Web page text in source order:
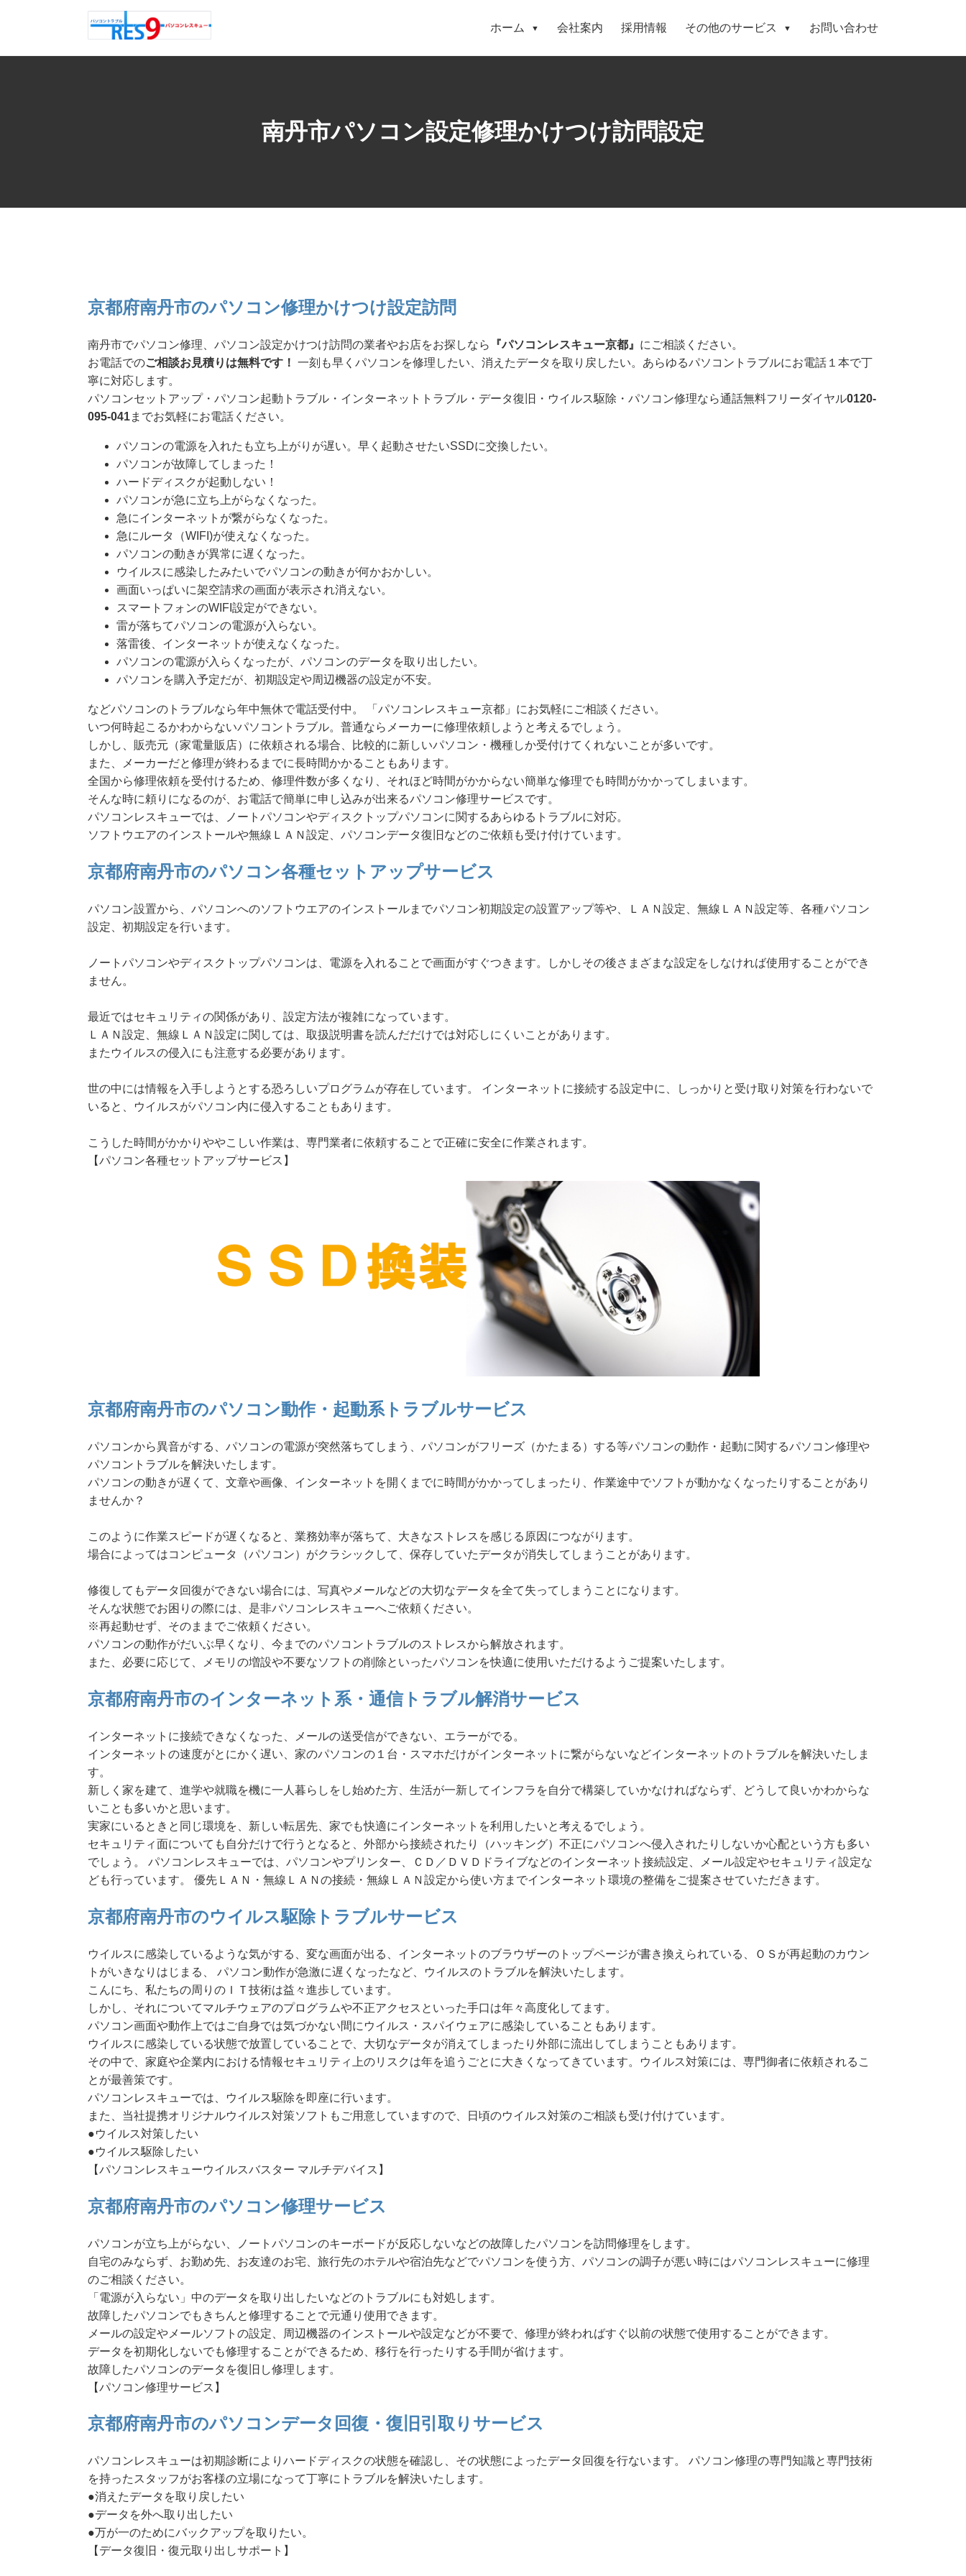
ホーム ▼ 会社案内 採用情報 その他のサービス ▼ お問い合わせ
南丹市パソコン設定修理かけつけ訪問設定
京都府南丹市のパソコン修理かけつけ設定訪問
南丹市でパソコン修理、パソコン設定かけつけ訪問の業者やお店をお探しなら 『パソコンレスキュー京都』 にご相談ください。
お電話でのご相談お見積りは無料です！ 一刻も早くパソコンを修理したい、消えたデータを取り戻したい。あらゆるパソコントラブルにお電話１本で丁
寧に対応します。
パソコンセットアップ・パソコン起動トラブル・インターネットトラブル・データ復旧・ウイルス駆除・パソコン修理なら通話無料フリーダイヤル0120-
095-041までお気軽にお電話ください。
パソコンの電源を入れたも立ち上がりが遅い。早く起動させたいSSDに交換したい。
パソコンが故障してしまった！
ハードディスクが起動しない！
パソコンが急に立ち上がらなくなった。
急にインターネットが繋がらなくなった。
急にルータ（WIFI)が使えなくなった。
パソコンの動きが異常に遅くなった。
ウイルスに感染したみたいでパソコンの動きが何かおかしい。
画面いっぱいに架空請求の画面が表示され消えない。
スマートフォンのWIFI設定ができない。
雷が落ちてパソコンの電源が入らない。
落雷後、インターネットが使えなくなった。
パソコンの電源が入らくなったが、パソコンのデータを取り出したい。
パソコンを購入予定だが、初期設定や周辺機器の設定が不安。
などパソコンのトラブルなら年中無休で電話受付中。 「パソコンレスキュー京都」にお気軽にご相談ください。
いつ何時起こるかわからないパソコントラブル。普通ならメーカーに修理依頼しようと考えるでしょう。
しかし、販売元（家電量販店）に依頼される場合、比較的に新しいパソコン・機種しか受付けてくれないことが多いです。
また、メーカーだと修理が終わるまでに長時間かかることもあります。
全国から修理依頼を受付けるため、修理件数が多くなり、それほど時間がかからない簡単な修理でも時間がかかってしまいます。
そんな時に頼りになるのが、お電話で簡単に申し込みが出来るパソコン修理サービスです。
パソコンレスキューでは、ノートパソコンやディスクトップパソコンに関するあらゆるトラブルに対応。
ソフトウエアのインストールや無線ＬＡＮ設定、パソコンデータ復旧などのご依頼も受け付けています。
京都府南丹市のパソコン各種セットアップサービス
パソコン設置から、パソコンへのソフトウエアのインストールまでパソコン初期設定の設置アップ等や、ＬＡＮ設定、無線ＬＡＮ設定等、各種パソコン
設定、初期設定を行います。
ノートパソコンやディスクトップパソコンは、電源を入れることで画面がすぐつきます。しかしその後さまざまな設定をしなければ使用することができ
ません。
最近ではセキュリティの関係があり、設定方法が複雑になっています。
ＬＡＮ設定、無線ＬＡＮ設定に関しては、取扱説明書を読んだだけでは対応しにくいことがあります。
またウイルスの侵入にも注意する必要があります。
世の中には情報を入手しようとする恐ろしいプログラムが存在しています。 インターネットに接続する設定中に、しっかりと受け取り対策を行わないで
いると、ウイルスがパソコン内に侵入することもあります。
こうした時間がかかりややこしい作業は、専門業者に依頼することで正確に安全に作業されます。
【パソコン各種セットアップサービス】
京都府南丹市のパソコン動作・起動系トラブルサービス
パソコンから異音がする、パソコンの電源が突然落ちてしまう、パソコンがフリーズ（かたまる）する等パソコンの動作・起動に関するパソコン修理や
パソコントラブルを解決いたします。
パソコンの動きが遅くて、文章や画像、インターネットを開くまでに時間がかかってしまったり、作業途中でソフトが動かなくなったりすることがあり
ませんか？
このように作業スピードが遅くなると、業務効率が落ちて、大きなストレスを感じる原因につながります。
場合によってはコンピュータ（パソコン）がクラシックして、保存していたデータが消失してしまうことがあります。
修復してもデータ回復ができない場合には、写真やメールなどの大切なデータを全て失ってしまうことになります。
そんな状態でお困りの際には、是非パソコンレスキューへご依頼ください。
※再起動せず、そのままでご依頼ください。
パソコンの動作がだいぶ早くなり、今までのパソコントラブルのストレスから解放されます。
また、必要に応じて、メモリの増設や不要なソフトの削除といったパソコンを快適に使用いただけるようご提案いたします。
京都府南丹市のインターネット系・通信トラブル解消サービス
インターネットに接続できなくなった、メールの送受信ができない、エラーがでる。
インターネットの速度がとにかく遅い、家のパソコンの１台・スマホだけがインターネットに繋がらないなどインターネットのトラブルを解決いたしま
す。
新しく家を建て、進学や就職を機に一人暮らしをし始めた方、生活が一新してインフラを自分で構築していかなければならず、どうして良いかわからな
いことも多いかと思います。
実家にいるときと同じ環境を、新しい転居先、家でも快適にインターネットを利用したいと考えるでしょう。
セキュリティ面についても自分だけで行うとなると、外部から接続されたり（ハッキング）不正にパソコンへ侵入されたりしないか心配という方も多い
でしょう。 パソコンレスキューでは、パソコンやプリンター、ＣＤ／ＤＶＤドライブなどのインターネット接続設定、メール設定やセキュリティ設定な
ども行っています。 優先ＬＡＮ・無線ＬＡＮの接続・無線ＬＡＮ設定から使い方までインターネット環境の整備をご提案させていただきます。
京都府南丹市のウイルス駆除トラブルサービス
ウイルスに感染しているような気がする、変な画面が出る、インターネットのブラウザーのトップページが書き換えられている、ＯＳが再起動のカウン
トがいきなりはじまる、 パソコン動作が急激に遅くなったなど、ウイルスのトラブルを解決いたします。
こんにち、私たちの周りのＩＴ技術は益々進歩しています。
しかし、それについてマルチウェアのプログラムや不正アクセスといった手口は年々高度化してます。
パソコン画面や動作上ではご自身では気づかない間にウイルス・スパイウェアに感染していることもあります。
ウイルスに感染している状態で放置していることで、大切なデータが消えてしまったり外部に流出してしまうこともあります。
その中で、家庭や企業内における情報セキュリティ上のリスクは年を追うごとに大きくなってきています。ウイルス対策には、専門御者に依頼されるこ
とが最善策です。
パソコンレスキューでは、ウイルス駆除を即座に行います。
また、当社提携オリジナルウイルス対策ソフトもご用意していますので、日頃のウイルス対策のご相談も受け付けています。
●ウイルス対策したい
●ウイルス駆除したい
【パソコンレスキューウイルスバスター マルチデバイス】
京都府南丹市のパソコン修理サービス
パソコンが立ち上がらない、ノートパソコンのキーボードが反応しないなどの故障したパソコンを訪問修理をします。
自宅のみならず、お勤め先、お友達のお宅、旅行先のホテルや宿泊先などでパソコンを使う方、パソコンの調子が悪い時にはパソコンレスキューに修理
のご相談ください。
「電源が入らない」中のデータを取り出したいなどのトラブルにも対処します。
故障したパソコンでもきちんと修理することで元通り使用できます。
メールの設定やメールソフトの設定、周辺機器のインストールや設定などが不要で、修理が終わればすぐ以前の状態で使用することができます。
データを初期化しないでも修理することができるため、移行を行ったりする手間が省けます。
故障したパソコンのデータを復旧し修理します。
【パソコン修理サービス】
京都府南丹市のパソコンデータ回復・復旧引取りサービス
パソコンレスキューは初期診断によりハードディスクの状態を確認し、その状態によったデータ回復を行ないます。 パソコン修理の専門知識と専門技術
を持ったスタッフがお客様の立場になって丁寧にトラブルを解決いたします。
●消えたデータを取り戻したい
●データを外へ取り出したい
●万が一のためにバックアップを取りたい。
【データ復旧・復元取り出しサポート】